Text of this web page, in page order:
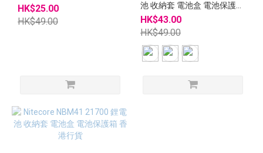
HK$25.00
HK$49.00
池 收納套 電池盒 電池保護箱
香港行貨
HK$43.00
HK$49.00